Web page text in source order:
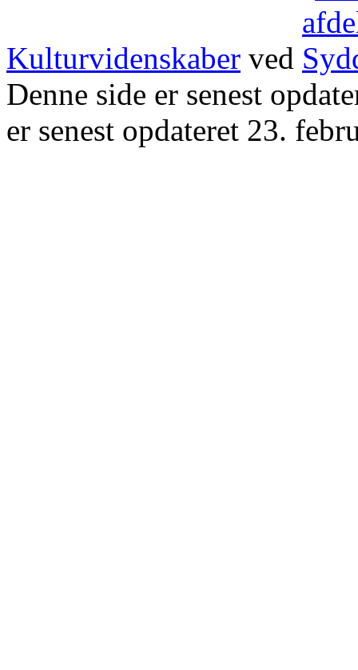
Kulturvidenskaber ved
Denne side er senest
er senest opdateret 23.